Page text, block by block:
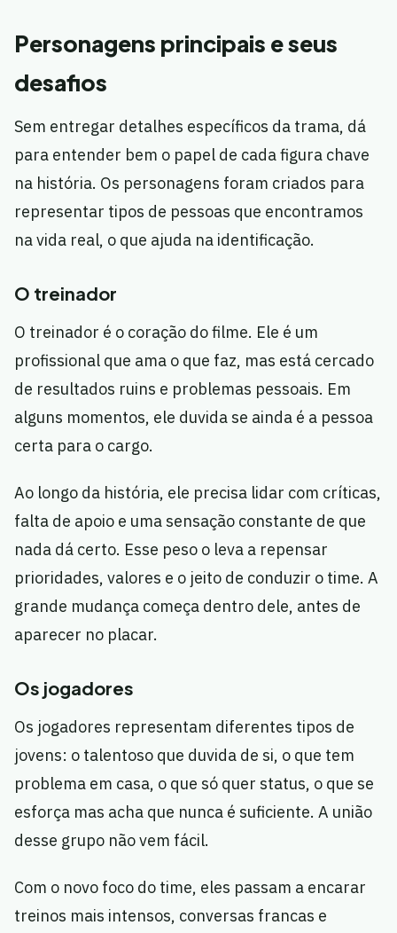
Personagens principais e seus
desafios
Sem entregar detalhes específicos da trama, dá
para entender bem o papel de cada figura chave
na história. Os personagens foram criados para
representar tipos de pessoas que encontramos
na vida real, o que ajuda na identificação.
O treinador
O treinador é o coração do filme. Ele é um
profissional que ama o que faz, mas está cercado
de resultados ruins e problemas pessoais. Em
alguns momentos, ele duvida se ainda é a pessoa
certa para o cargo.
Ao longo da história, ele precisa lidar com críticas,
falta de apoio e uma sensação constante de que
nada dá certo. Esse peso o leva a repensar
prioridades, valores e o jeito de conduzir o time. A
grande mudança começa dentro dele, antes de
aparecer no placar.
Os jogadores
Os jogadores representam diferentes tipos de
jovens: o talentoso que duvida de si, o que tem
problema em casa, o que só quer status, o que se
esforça mas acha que nunca é suficiente. A união
desse grupo não vem fácil.
Com o novo foco do time, eles passam a encarar
treinos mais intensos, conversas francas e